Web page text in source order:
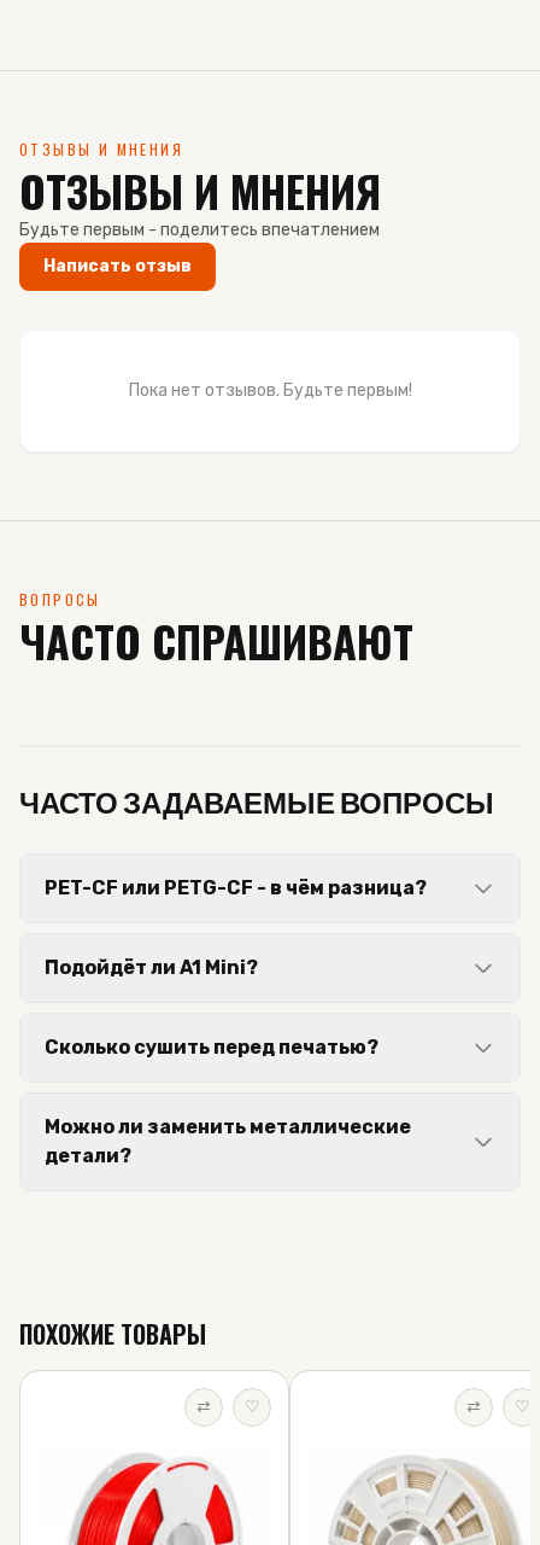
ОТЗЫВЫ И МНЕНИЯ
ОТЗЫВЫ И МНЕНИЯ
Будьте первым - поделитесь впечатлением
Написать отзыв
Пока нет отзывов. Будьте первым!
ВОПРОСЫ
ЧАСТО СПРАШИВАЮТ
ЧАСТО ЗАДАВАЕМЫЕ ВОПРОСЫ
PET-CF или PETG-CF - в чём разница?
Подойдёт ли A1 Mini?
Сколько сушить перед печатью?
Можно ли заменить металлические
детали?
ПОХОЖИЕ ТОВАРЫ
⇄ ♡ ⇄ ♡